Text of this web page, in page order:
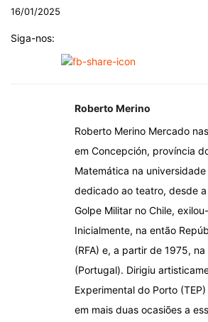
16/01/2025
Siga-nos:
Roberto Merino
Roberto Merino Mercado
em Concepción, província
Matemática na
dedicado ao teatro, desde
Golpe Militar no Chile,
Inicialmente, na então
(RFA) e, a partir de 1975,
(Portugal). Dirigiu
Experimental do Porto
em mais duas ocasiões a